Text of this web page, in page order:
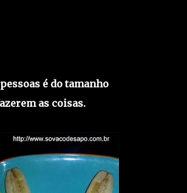
é do tamanho
as coisas.